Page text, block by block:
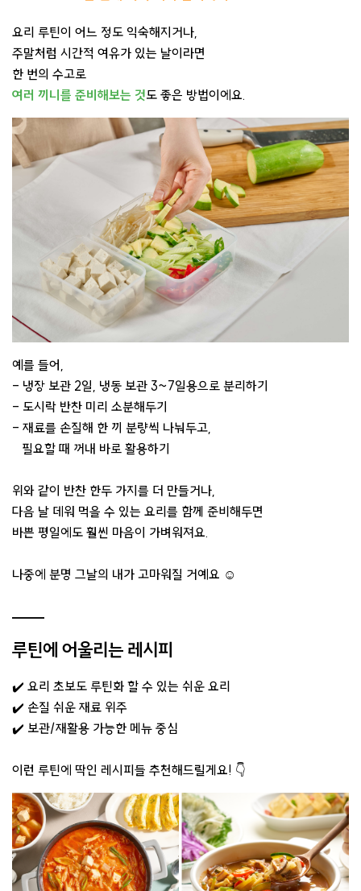
요리 루틴이 어느 정도 익숙해지거나,
주말처럼 시간적 여유가 있는 날이라면
한 번의 수고로
여러 끼니를 준비해보는 것도 좋은 방법이에요.
예를 들어,
- 냉장 보관 2일, 냉동 보관 3~7일용으로 분리하기
- 도시락 반찬 미리 소분해두기
- 재료를 손질해 한 끼 분량씩 나눠두고,
필요할 때 꺼내 바로 활용하기
위와 같이 반찬 한두 가지를 더 만들거나,
다음 날 데워 먹을 수 있는 요리를 함께 준비해두면
바쁜 평일에도 훨씬 마음이 가벼워져요.
나중에 분명 그날의 내가 고마워질 거예요 ☺️
루틴에 어울리는 레시피
✔️ 요리 초보도 루틴화 할 수 있는 쉬운 요리
✔️ 손질 쉬운 재료 위주
✔️ 보관/재활용 가능한 메뉴 중심
이런 루틴에 딱인 레시피들 추천해드릴게요! 👇